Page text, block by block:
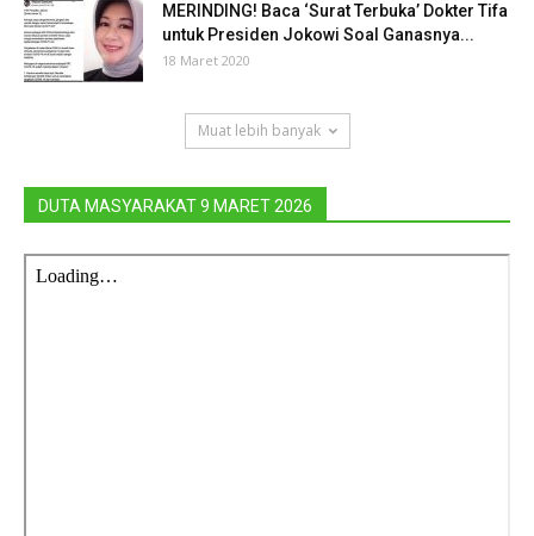
MERINDING! Baca ‘Surat Terbuka’ Dokter Tifa
untuk Presiden Jokowi Soal Ganasnya...
18 Maret 2020
Muat lebih banyak
DUTA MASYARAKAT 9 MARET 2026